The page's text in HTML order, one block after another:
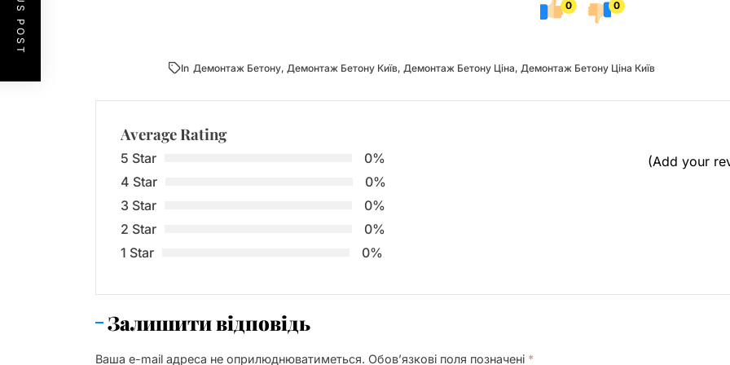
0 0
In Демонтаж Бетону, Демонтаж Бетону Київ, Демонтаж Бетону Ціна, Демонтаж Бетону Ціна Київ
Average Rating
5 Star
0%
4 Star
0%
3 Star
0%
2 Star
0%
1 Star
0%
(Add your
Залишити відповідь
Ваша e-mail адреса не оприлюднюватиметься. Обов’язкові поля позначені *